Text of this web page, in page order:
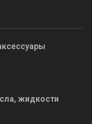
жидкости